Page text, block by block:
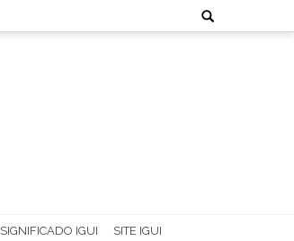
Search
for:
SIGNIFICADO IGUI SITE IGUI